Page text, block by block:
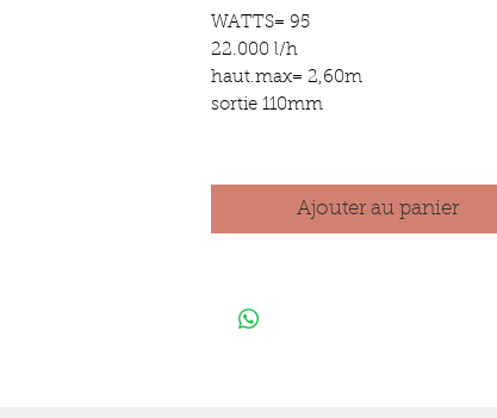
WATTS= 95
22.000 l/h
haut.max= 2,60m
sortie 110mm
Ajouter au panier